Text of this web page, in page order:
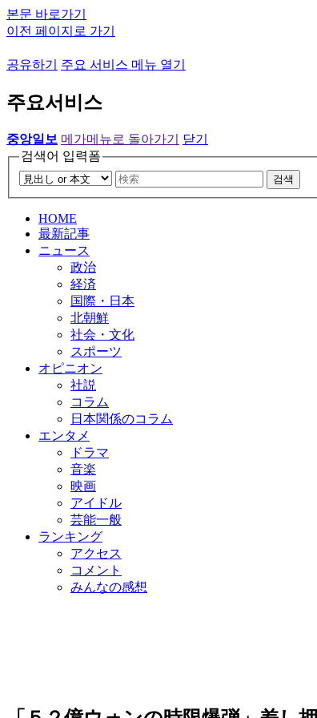
본문 바로가기
이전 페이지로 가기
공유하기 주요 서비스 메뉴 열기
주요서비스
중앙일보 메가메뉴로 돌아가기
닫기
검색어 입력폼
검색
HOME
最新記事
ニュース
政治
経済
国際・日本
北朝鮮
社会・文化
スポーツ
オピニオン
社説
コラム
日本関係のコラム
エンタメ
ドラマ
音楽
映画
アイドル
芸能一般
ランキング
アクセス
コメント
みんなの感想